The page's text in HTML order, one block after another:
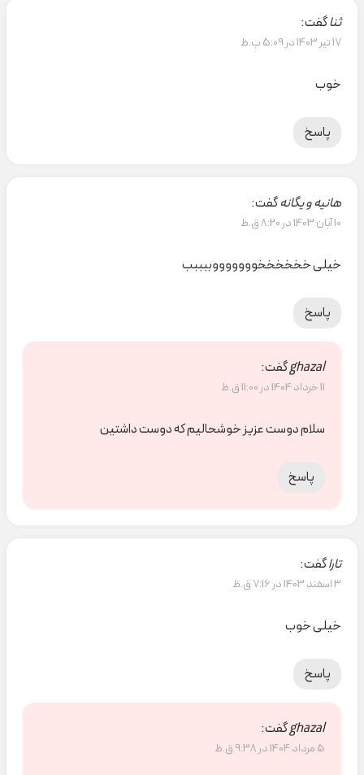
ثناگفت:
17 تیر 1403 در 5:09 ب.ظ
خوب
پاسخ
هانیه و یگانهگفت:
10 آبان 1403 در 8:20 ق.ظ
خیلی خخخخخخوووووووببببب
پاسخ
ghazalگفت:
11 خرداد 1404 در 11:00 ق.ظ
سلام دوست عزیز خوشحالیم که دوست داشتین
پاسخ
تاراگفت:
3 اسفند 1403 در 7:16 ق.ظ
خیلی خوب
پاسخ
ghazalگفت:
5 مرداد 1404 در 9:38 ق.ظ